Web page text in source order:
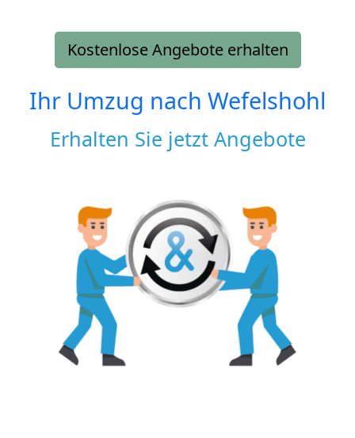
Kostenlose Angebote erhalten
Ihr Umzug nach Wefelshohl
Erhalten Sie jetzt Angebote